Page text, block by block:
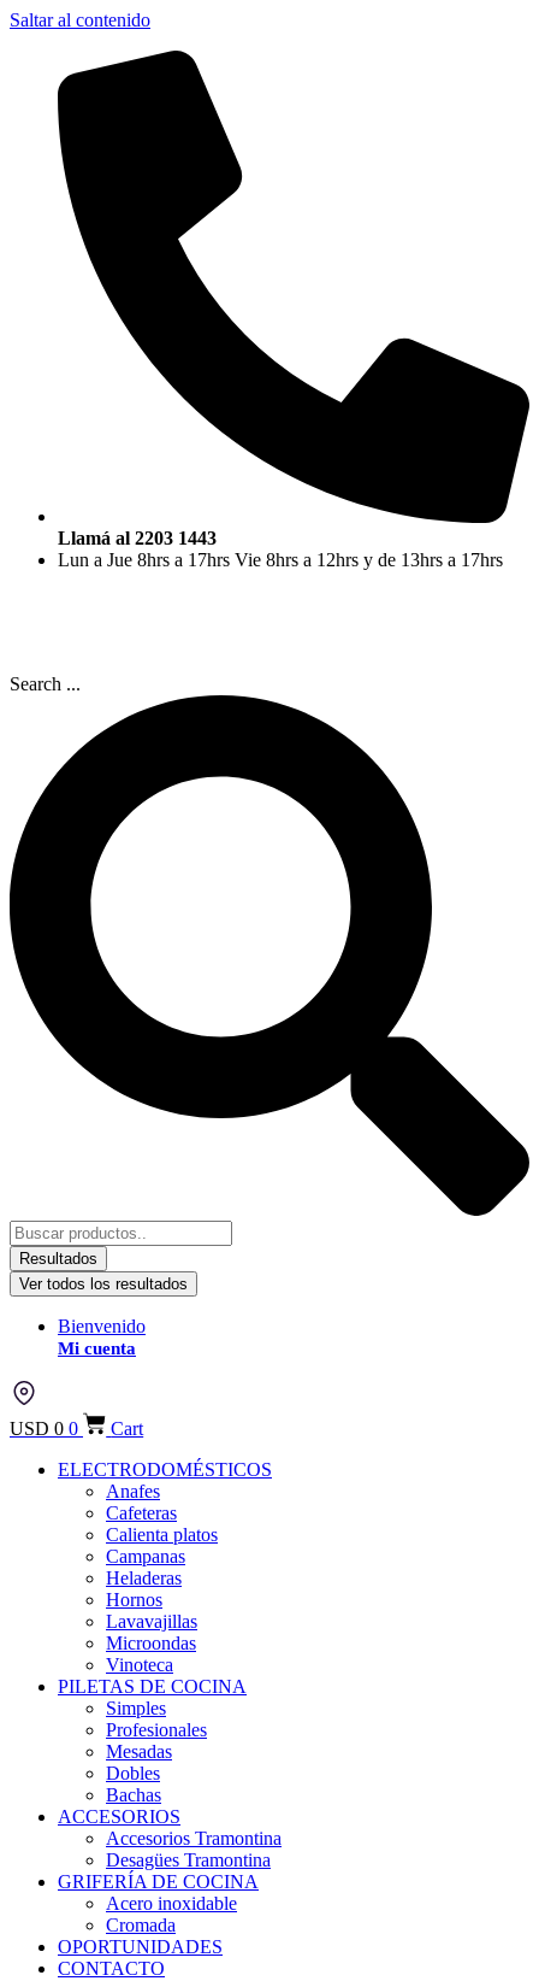
Saltar al contenido
Llamá al 2203 1443
Lun a Jue 8hrs a 17hrs Vie 8hrs a 12hrs y de 13hrs a 17hrs
Search ...
Resultados
Ver todos los resultados
Bienvenido
Mi cuenta
USD 0 0
Cart
ELECTRODOMÉSTICOS
Anafes
Cafeteras
Calienta platos
Campanas
Heladeras
Hornos
Lavavajillas
Microondas
Vinoteca
PILETAS DE COCINA
Simples
Profesionales
Mesadas
Dobles
Bachas
ACCESORIOS
Accesorios Tramontina
Desagües Tramontina
GRIFERÍA DE COCINA
Acero inoxidable
Cromada
OPORTUNIDADES
CONTACTO